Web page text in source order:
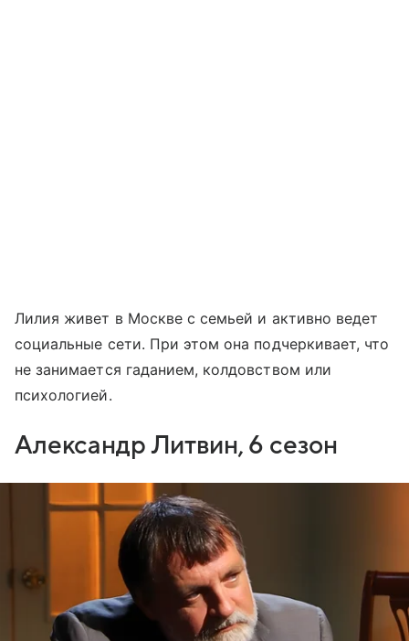
Лилия живет в Москве с семьей и активно ведет
социальные сети. При этом она подчеркивает, что
не занимается гаданием, колдовством или
психологией.
Александр Литвин, 6 сезон